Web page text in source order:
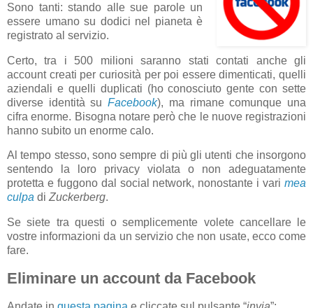
Sono tanti: stando alle sue parole un
essere umano su dodici nel pianeta è
registrato al servizio.
Certo, tra i 500 milioni saranno stati contati anche gli
account creati per curiosità per poi essere dimenticati, quelli
aziendali e quelli duplicati (ho conosciuto gente con sette
diverse identità suFacebook), ma rimane comunque una
cifra enorme. Bisogna notare però che le nuove registrazioni
hanno subito un enorme calo.
Al tempo stesso, sono sempre di più gli utenti che insorgono
sentendo la loro privacy violata o non adeguatamente
protetta e fuggono dal social network, nonostante i vari mea
culpa diZuckerberg.
Se siete tra questi o semplicemente volete cancellare le
vostre informazioni da un servizio che non usate, ecco come
fare.
Eliminare un account da Facebook